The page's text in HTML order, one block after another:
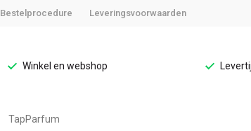
Bestelprocedure Leveringsvoorwaarden
Winkel en webshop
TapParfum